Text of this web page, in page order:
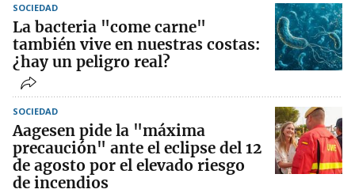
SOCIEDAD
La bacteria "come carne"
también vive en nuestras costas:
¿hay un peligro real?
SOCIEDAD
Aagesen pide la "máxima
precaución" ante el eclipse del 12
de agosto por el elevado riesgo
de incendios